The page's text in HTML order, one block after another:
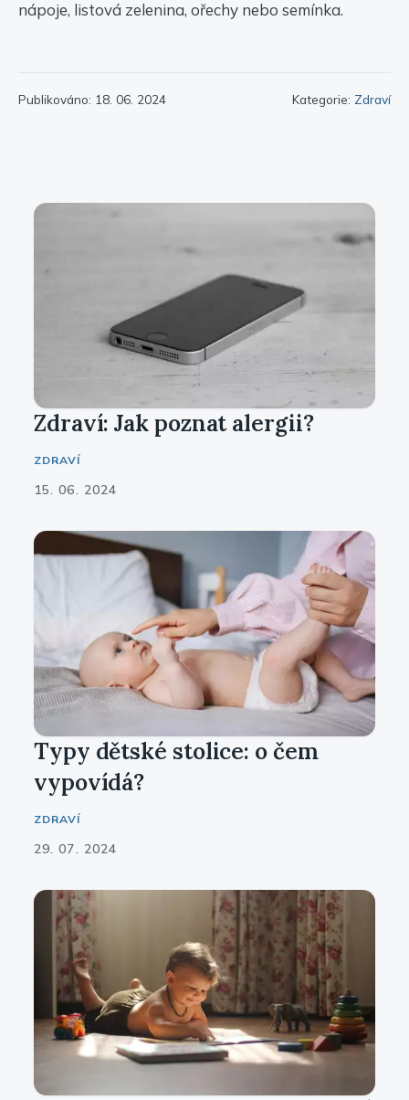
nápoje, listová zelenina, ořechy nebo semínka.
Publikováno: 18. 06. 2024 Kategorie: Zdraví
Zdraví: Jak poznat alergii?
ZDRAVÍ
15. 06. 2024
Typy dětské stolice: o čem
vypovídá?
ZDRAVÍ
29. 07. 2024